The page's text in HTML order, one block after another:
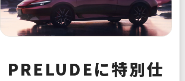
PRELUDEに特別仕